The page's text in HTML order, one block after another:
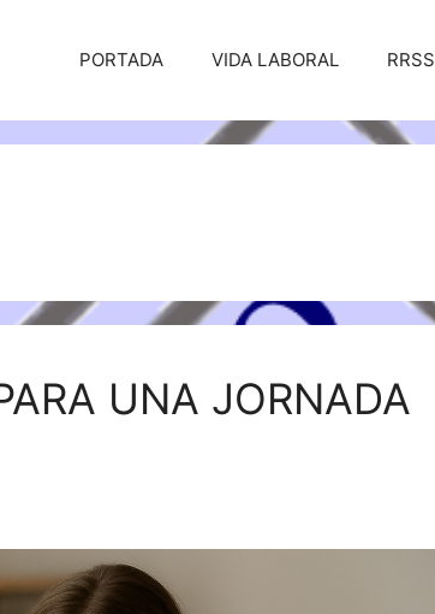
PORTADA VIDA LABORAL RRSS
UNA JORNADA